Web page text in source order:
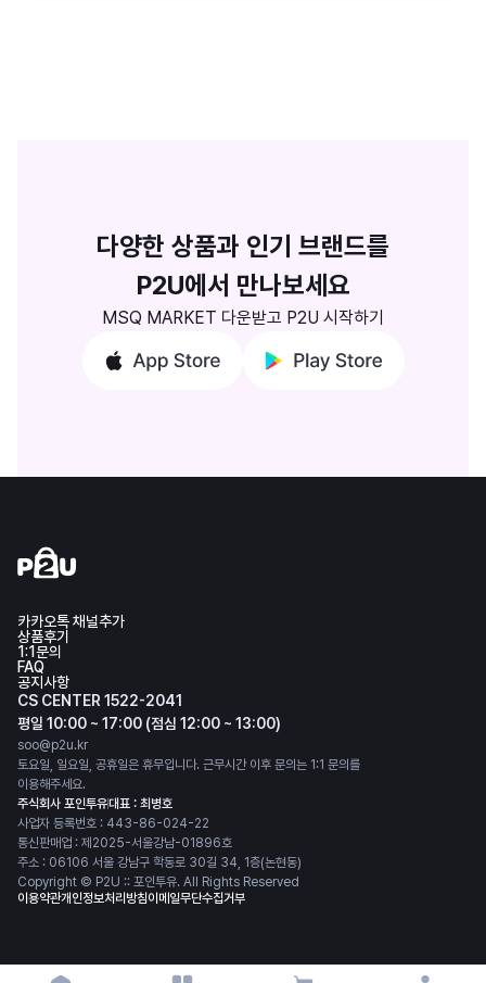
카카오톡 채널추가
상품후기
1:1문의
FAQ
공지사항
CS CENTER 1522-2041
평일 10:00 ~ 17:00 (점심 12:00 ~ 13:00)
soo@p2u.kr
토요일, 일요일, 공휴일은 휴무입니다. 근무시간 이후 문의는 1:1 문의를
이용해주세요.
주식회사 포인투유대표 : 최병호
사업자 등록번호 : 443-86-024-22
통신판매업 : 제2025-서울강남-01896호
주소 : 06106 서울 강남구 학동로 30길 34, 1층(논현동)
Copyright © P2U :: 포인투유. All Rights Reserved
이용약관개인정보처리방침이메일무단수집거부